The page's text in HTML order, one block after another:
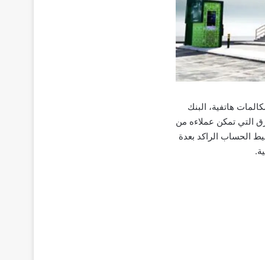
هاتفية، البنك
التي تمكن عملاءه من
الحساب الراكد بعدة